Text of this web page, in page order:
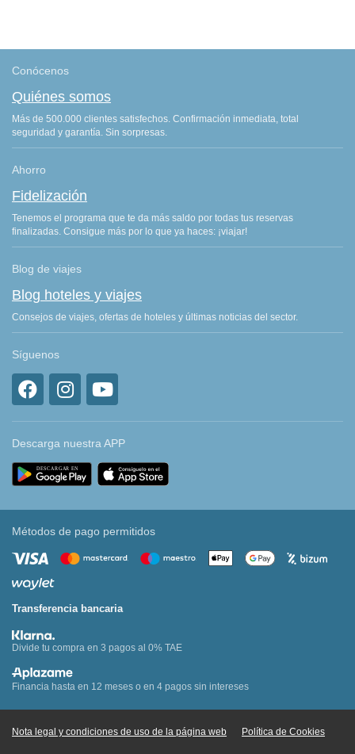
Conócenos
Quiénes somos
Más de 500.000 clientes satisfechos. Confirmación inmediata, total
seguridad y garantía. Sin sorpresas.
Ahorro
Fidelización
Tenemos el programa que te da más saldo por todas tus reservas
finalizadas. Consigue más por lo que ya haces: ¡viajar!
Blog de viajes
Blog hoteles y viajes
Consejos de viajes, ofertas de hoteles y últimas noticias del sector.
Síguenos
Descarga nuestra APP
Métodos de pago permitidos
Transferencia bancaria
Divide tu compra en 3 pagos al 0% TAE
Financia hasta en 12 meses o en 4 pagos sin intereses
Nota legal y condiciones de uso de la página web Política de Cookies